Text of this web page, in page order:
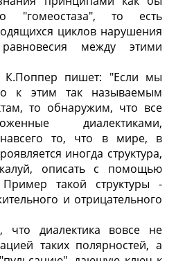
"гомеостаза", то есть
циклов нарушения
между этими
К.Поппер пишет: "Если мы
к этим так называемым
то обнаружим, что все
диалектиками,
навсего то, что в мире, в
иногда структура,
описать с помощью
Пример такой структуры -
и отрицательного
диалектика вовсе не
таких полярностей, а